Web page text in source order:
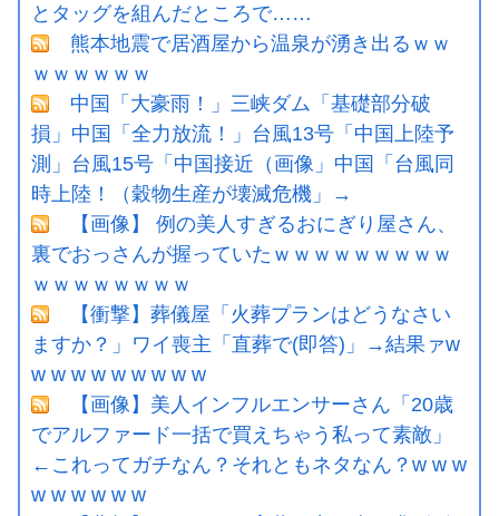
とタッグを組んだところで……
熊本地震で居酒屋から温泉が湧き出るｗｗ
ｗｗｗｗｗｗ
中国「大豪雨！」三峡ダム「基礎部分破
損」中国「全力放流！」台風13号「中国上陸予
測」台風15号「中国接近（画像」中国「台風同
時上陸！（穀物生産が壊滅危機」→
【画像】 例の美人すぎるおにぎり屋さん、
裏でおっさんが握っていたｗｗｗｗｗｗｗｗｗ
ｗｗｗｗｗｗｗｗ
【衝撃】葬儀屋「火葬プランはどうなさい
ますか？」ワイ喪主「直葬で(即答)」→結果ァw
w w w w w w w w w
【画像】美人インフルエンサーさん「20歳
でアルファード一括で買えちゃう私って素敵」
←これってガチなん？それともネタなん？w w w
w w w w w w